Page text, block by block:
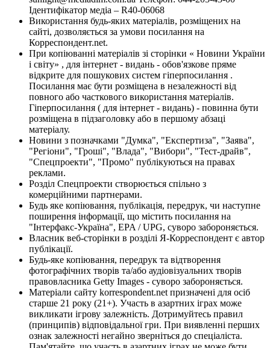
Ідентифікатор медіа – R40-06068
Використання будь-яких матеріалів, розміщених на
сайті, дозволяється за умови посилання на
Корреспондент.net.
При копіюванні матеріалів зі сторінки « Новини України
і світу» , для інтернет - видань - обов'язкове пряме
відкрите для пошукових систем гіперпосилання .
Посилання має бути розміщена в незалежності від
повного або часткового використання матеріалів.
Гіперпосилання ( для інтернет - видань) - повинна бути
розміщена в підзаголовку або в першому абзаці
матеріалу.
Новини з позначками "Думка", "Експертиза", "Заява",
"Регіони", "Гроші", "Влада", "Вибори", "Тест-драйв",
"Спецпроекти", "Промо" публікуються на правах
реклами.
Розділ Спецпроекти створюється спільно з
комерційними партнерами.
Будь яке копіювання, публікація, передрук, чи наступне
поширення інформації, що містить посилання на
"Інтерфакс-Україна", EPA / UPG, суворо забороняється.
Власник веб-сторінки в розділі Я-Корреспондент є автор
публікації.
Будь-яке копіювання, передрук та відтворення
фотографічних творів та/або аудіовізуальних творів
правовласника Getty Images - суворо забороняється.
Матеріали сайту korrespondent.net призначені для осіб
старше 21 року (21+). Участь в азартних іграх може
викликати ігрову залежність. Дотримуйтесь правил
(принципів) відповідальної гри. При виявленні перших
ознак залежності негайно зверніться до спеціаліста.